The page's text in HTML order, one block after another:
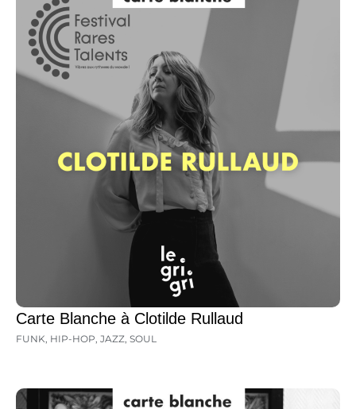
Carte Blanche à Clotilde Rullaud
FUNK, HIP-HOP, JAZZ, SOUL